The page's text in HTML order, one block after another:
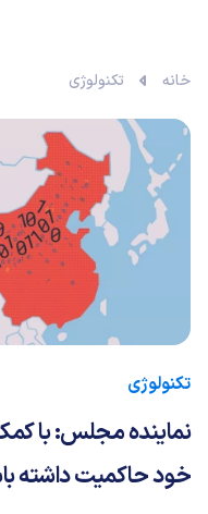
خانه تکنولوژی
تکنولوژی
نماینده مجلس: با
خود حاکمیت داشته